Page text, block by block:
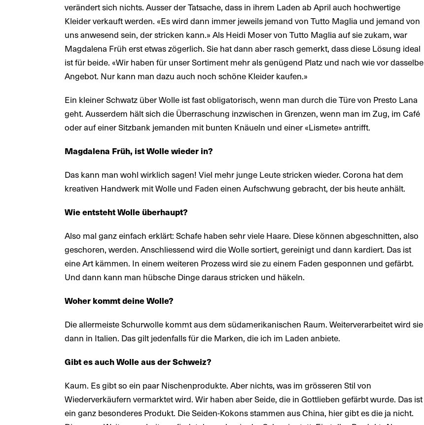
verändert sich nichts. Ausser der Tatsache, dass in ihrem Laden ab April auch hochwertige
Kleider verkauft werden. «Es wird dann immer jeweils jemand von Tutto Maglia und jemand von
uns anwesend sein, der stricken kann.» Als Heidi Moser von Tutto Maglia auf sie zukam, war
Magdalena Früh erst etwas zögerlich. Sie hat dann aber rasch gemerkt, dass diese Lösung ideal
ist für beide. «Wir haben für unser Sortiment mehr als genügend Platz und nach wie vor dasselbe
Angebot. Nur kann man dazu auch noch schöne Kleider kaufen.»
Ein kleiner Schwatz über Wolle ist fast obligatorisch, wenn man durch die Türe von Presto Lana
geht. Ausserdem hält sich die Überraschung inzwischen in Grenzen, wenn man im Zug, im Café
oder auf einer Sitzbank jemanden mit bunten Knäueln und einer «Lismete» antrifft.
Magdalena Früh, ist Wolle wieder in?
Das kann man wohl wirklich sagen! Viel mehr junge Leute stricken wieder. Corona hat dem
kreativen Handwerk mit Wolle und Faden einen Aufschwung gebracht, der bis heute anhält.
Wie entsteht Wolle überhaupt?
Also mal ganz einfach erklärt: Schafe haben sehr viele Haare. Diese können abgeschnitten, also
geschoren, werden. Anschliessend wird die Wolle sortiert, gereinigt und dann kardiert. Das ist
eine Art kämmen. In einem weiteren Prozess wird sie zu einem Faden gesponnen und gefärbt.
Und dann kann man hübsche Dinge daraus stricken und häkeln.
Woher kommt deine Wolle?
Die allermeiste Schurwolle kommt aus dem südamerikanischen Raum. Weiterverarbeitet wird sie
dann in Italien. Das gilt jedenfalls für die Marken, die ich im Laden anbiete.
Gibt es auch Wolle aus der Schweiz?
Kaum. Es gibt so ein paar Nischenprodukte. Aber nichts, was im grösseren Stil von
Wiederverkäufern vermarktet wird. Wir haben aber Seide, die in Gottlieben gefärbt wurde. Das ist
ein ganz besonderes Produkt. Die Seiden-Kokons stammen aus China, hier gibt es die ja nicht.